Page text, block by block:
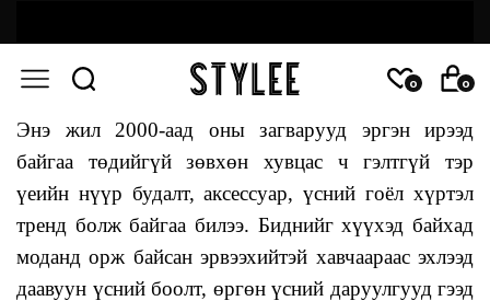
0 0
Энэ жил 2000-аад оны загварууд эргэн ирээд
байгаа төдийгүй зөвхөн хувцас ч гэлтгүй тэр
үеийн нүүр будалт, аксессуар, үсний гоёл хүртэл
тренд болж байгаа билээ. Биднийг хүүхэд байхад
моданд орж байсан эрвээхийтэй хавчаараас эхлээд
даавуун үсний боолт, өргөн үсний даруулгууд гээд